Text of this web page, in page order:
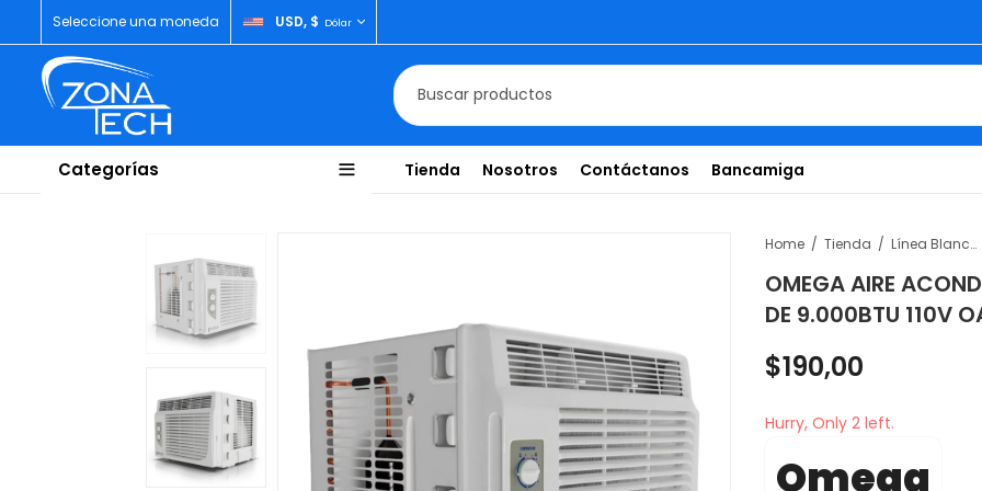
Seleccione una moneda USD, $ Dólar
Categorías Tienda Nosotros Contáctanos Bancamiga
Home Tienda Línea Blanca
OMEGA AIRE
DE 9.000BTU 110V
$190,00
Hurry, Only 2 left.
Omega